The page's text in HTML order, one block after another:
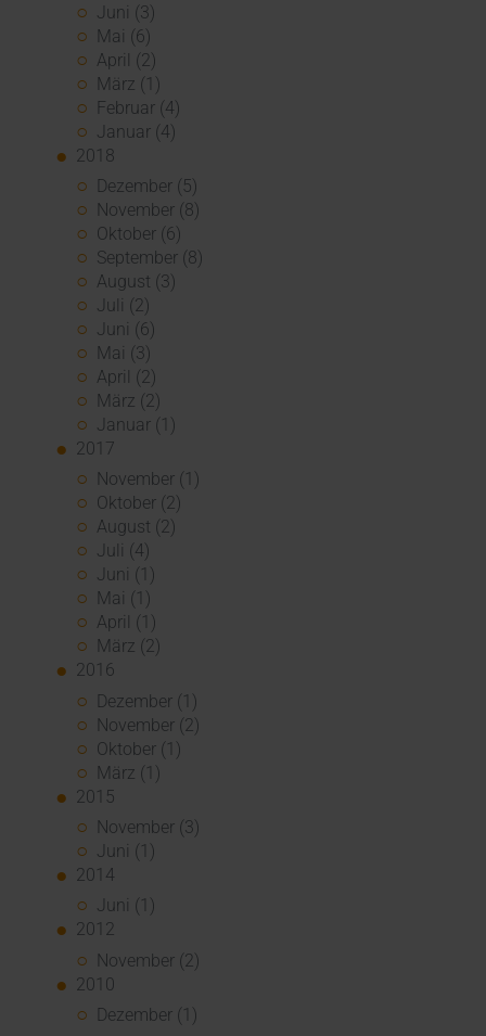
Juni (3)
Mai (6)
April (2)
März (1)
Februar (4)
Januar (4)
2018
Dezember (5)
November (8)
Oktober (6)
September (8)
August (3)
Juli (2)
Juni (6)
Mai (3)
April (2)
März (2)
Januar (1)
2017
November (1)
Oktober (2)
August (2)
Juli (4)
Juni (1)
Mai (1)
April (1)
März (2)
2016
Dezember (1)
November (2)
Oktober (1)
März (1)
2015
November (3)
Juni (1)
2014
Juni (1)
2012
November (2)
2010
Dezember (1)